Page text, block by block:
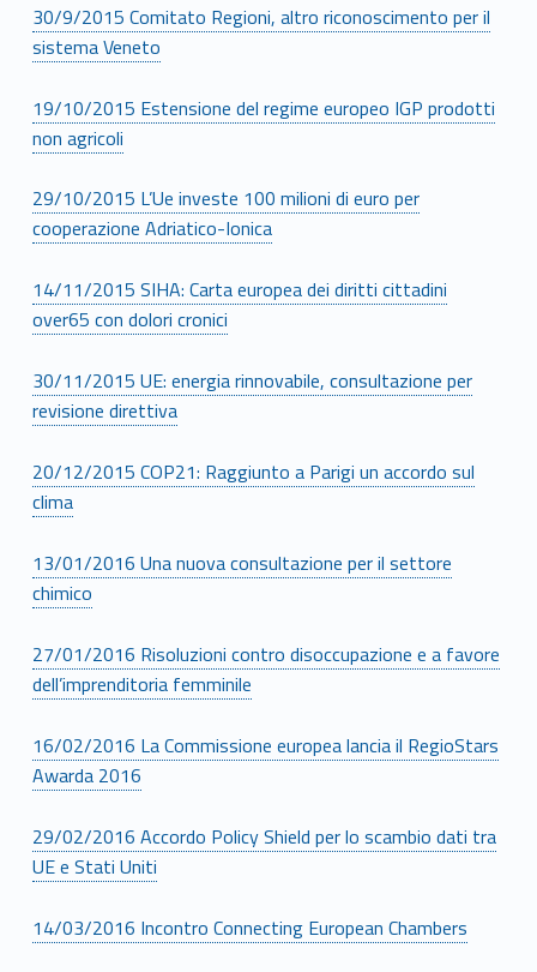
30/9/2015 Comitato Regioni, altro riconoscimento per il
sistema Veneto
19/10/2015 Estensione del regime europeo IGP prodotti
non agricoli
29/10/2015 L’Ue investe 100 milioni di euro per
cooperazione Adriatico-Ionica
14/11/2015 SIHA: Carta europea dei diritti cittadini
over65 con dolori cronici
30/11/2015 UE: energia rinnovabile, consultazione per
revisione direttiva
20/12/2015 COP21: Raggiunto a Parigi un accordo sul
clima
13/01/2016 Una nuova consultazione per il settore
chimico
27/01/2016 Risoluzioni contro disoccupazione e a favore
dell’imprenditoria femminile
16/02/2016 La Commissione europea lancia il RegioStars
Awarda 2016
29/02/2016 Accordo Policy Shield per lo scambio dati tra
UE e Stati Uniti
14/03/2016 Incontro Connecting European Chambers